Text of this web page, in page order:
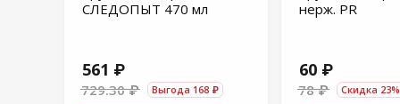
СЛЕДОПЫТ 470 мл
561 ₽
729.30 ₽ Выгода 168 ₽
нерж. PR
60 ₽
78 ₽ Скидка 23%